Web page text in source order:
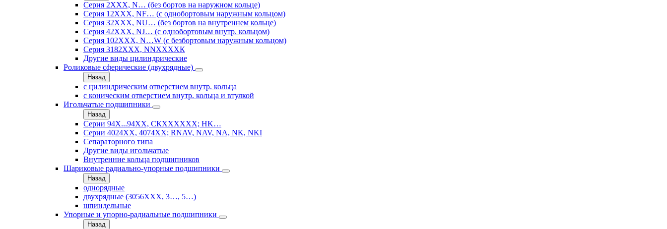
Серия 2ХХХ, N… (без бортов на наружном кольце)
Серия 12ХХХ, NF… (с однобортовым наружным кольцом)
Серия 32ХХХ, NU… (без бортов на внутреннем кольце)
Серия 42ХХХ, NJ… (с однобортовым внутр. кольцом)
Серия 102ХХХ, N…W (с безбортовым наружным кольцом)
Серия 3182ХХХ, NNХХХХК
Другие виды цилиндрические
Роликовые сферические (двухрядные)
Назад
с цилиндрическим отверстием внутр. кольца
с коническим отверстием внутр. кольца и втулкой
Игольчатые подшипники
Назад
Серии 94Х...94ХХ, СКХХХХХХ; HK…
Серии 4024ХХ, 4074ХХ; RNAV, NAV, NA, NK, NKI
Сепараторного типа
Другие виды игольчатые
Внутренние кольца подшипников
Шариковые радиально-упорные подшипники
Назад
однорядные
двухрядные (3056ХХХ, 3…, 5…)
шпиндельные
Упорные и упорно-радиальные подшипники
Назад